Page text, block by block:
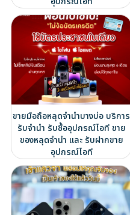
ขายมือถือหลุดจำนำบางบ่อ บริการ
รับจำนำ รับซื้ออุปกรณ์ไอที ขาย
ของหลุดจำนำ และ รับฝากขาย
อุปกรณ์ไอที